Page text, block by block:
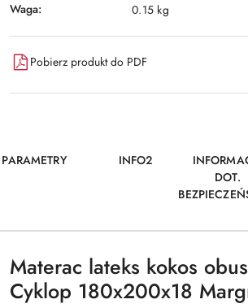
Waga: 0.15 kg
Pobierz produkt do PDF
PARAMETRY INFO2
DOT.
Materac lateks kokos
Cyklop 180x200x18